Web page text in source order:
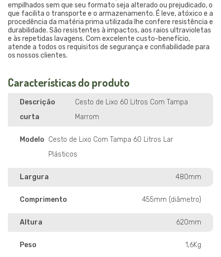
empilhados sem que seu formato seja alterado ou prejudicado, o
que facilita o transporte e o armazenamento. É leve, atóxico e a
procedência da matéria prima utilizada lhe confere resistência e
durabilidade. São resistentes à impactos, aos raios ultravioletas
e às repetidas lavagens. Com excelente custo-benefício,
atende a todos os requisitos de segurança e confiabilidade para
os nossos clientes.
Características do produto
Descrição
curta
Cesto de Lixo 60 Litros Com Tampa
Marrom
Modelo Cesto de Lixo Com Tampa 60 Litros Lar
Plásticos
Largura 480mm
Comprimento 455mm (diâmetro)
Altura 620mm
Peso 1,6Kg